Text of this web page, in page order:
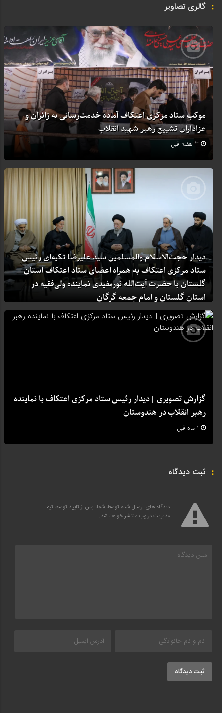
گالری تصاویر
موکب ستاد مرکزی اعتکاف آماده خدمت‌رسانی به زائران و
عزاداران تشییع رهبر شهید انقلاب
3 هفته قبل
دیدار حجت‌الاسلام والمسلمین سید علیرضا تکیه‌ای رئیس
ستاد مرکزی اعتکاف به همراه اعضای ستاد اعتکاف استان
گلستان با حضرت آیت‌الله نورمفیدی نماینده ولی‌فقیه در
استان گلستان و امام جمعه گرگان
1 ماه قبل
گزارش تصویری || دیدار رئیس ستاد مرکزی اعتکاف با نماینده
رهبر انقلاب در هندوستان
1 ماه قبل
ثبت دیدگاه
دیدگاه های ارسال شده توسط شما، پس از تایید توسط تیم
مدیریت در وب منتشر خواهد شد.
ثبت دیدگاه